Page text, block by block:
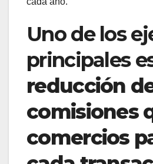
Uno de los
principales
reducción
comisiones
comercios